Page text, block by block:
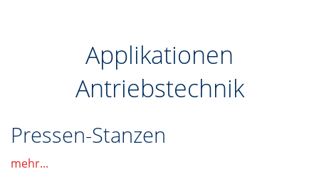
Applikationen
Antriebstechnik
Pressen-Stanzen
mehr...